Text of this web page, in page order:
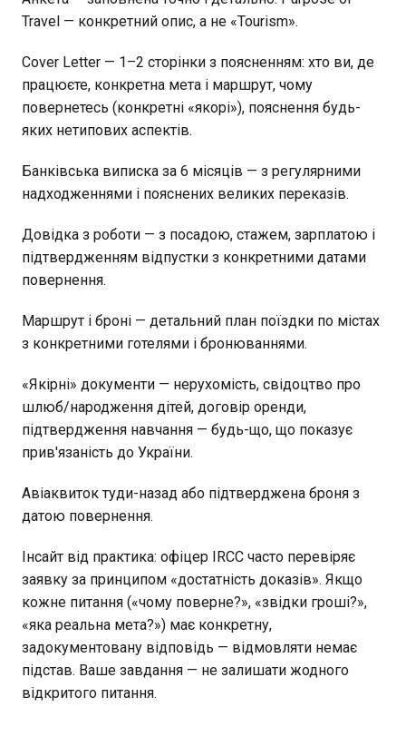
Travel — конкретний опис, а не «Tourism».
Cover Letter — 1–2 сторінки з поясненням: хто ви, де
працюєте, конкретна мета і маршрут, чому
повернетесь (конкретні «якорі»), пояснення будь-
яких нетипових аспектів.
Банківська виписка за 6 місяців — з регулярними
надходженнями і пояснених великих переказів.
Довідка з роботи — з посадою, стажем, зарплатою і
підтвердженням відпустки з конкретними датами
повернення.
Маршрут і броні — детальний план поїздки по містах
з конкретними готелями і бронюваннями.
«Якірні» документи — нерухомість, свідоцтво про
шлюб/народження дітей, договір оренди,
підтвердження навчання — будь-що, що показує
прив'язаність до України.
Авіаквиток туди-назад або підтверджена броня з
датою повернення.
Інсайт від практика: офіцер IRCC часто перевіряє
заявку за принципом «достатність доказів». Якщо
кожне питання («чому поверне?», «звідки гроші?»,
«яка реальна мета?») має конкретну,
задокументовану відповідь — відмовляти немає
підстав. Ваше завдання — не залишати жодного
відкритого питання.